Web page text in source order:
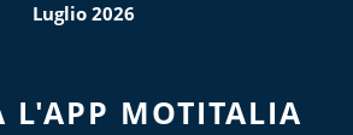
Luglio 2026
L'APP MOTITALIA